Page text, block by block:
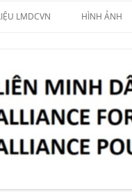
LMDCVN
LẬP VIÊN
HÌNH ẢNH